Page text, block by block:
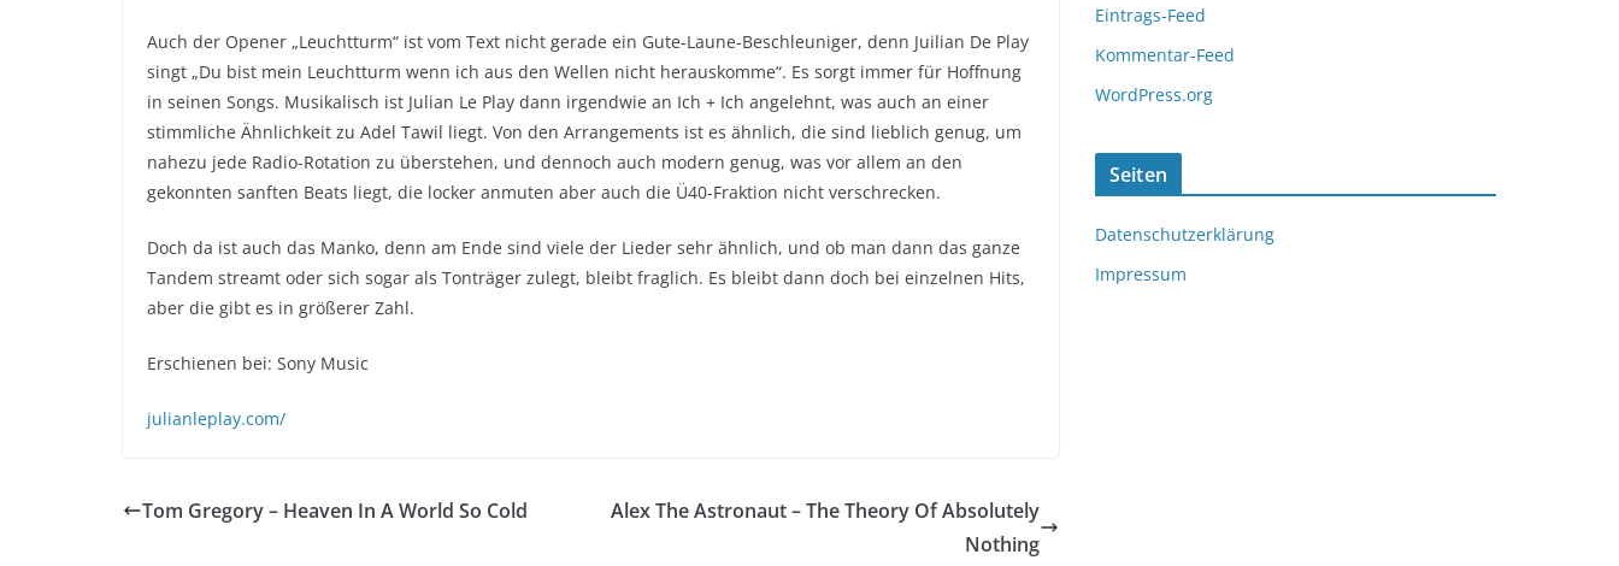
Auch der Opener „Leuchtturm“ ist vom Text nicht gerade ein Gute-Laune-Beschleuniger, denn Juilian De Play
singt „Du bist mein Leuchtturm wenn ich aus den Wellen nicht herauskomme“. Es sorgt immer für Hoffnung
in seinen Songs. Musikalisch ist Julian Le Play dann irgendwie an Ich + Ich angelehnt, was auch an einer
stimmliche Ähnlichkeit zu Adel Tawil liegt. Von den Arrangements ist es ähnlich, die sind lieblich genug, um
nahezu jede Radio-Rotation zu überstehen, und dennoch auch modern genug, was vor allem an den
gekonnten sanften Beats liegt, die locker anmuten aber auch die Ü40-Fraktion nicht verschrecken.
Doch da ist auch das Manko, denn am Ende sind viele der Lieder sehr ähnlich, und ob man dann das ganze
Tandem streamt oder sich sogar als Tonträger zulegt, bleibt fraglich. Es bleibt dann doch bei einzelnen Hits,
aber die gibt es in größerer Zahl.
Erschienen bei: Sony Music
julianleplay.com/
Tom Gregory – Heaven In A World So Cold
Alex The Astronaut – The Theory Of Absolutely
Nothing
Eintrags-Feed
Kommentar-Feed
WordPress.org
Seiten
Datenschutzerklärung
Impressum